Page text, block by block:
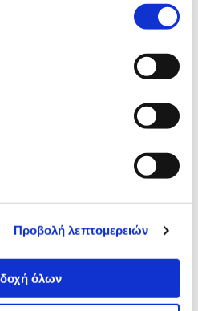
Προβολή λεπτομερειών
όλων
όσοι είδαν το ίδιο
Philips Hue Lily XL